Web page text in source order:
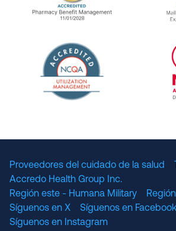
URAC Accredited
Proveedores del cuidado de la salud
Accredo Health Group Inc.
Región este - Humana Military
Síguenos en X
Síguenos en Facebook
Síguenos en Instagram